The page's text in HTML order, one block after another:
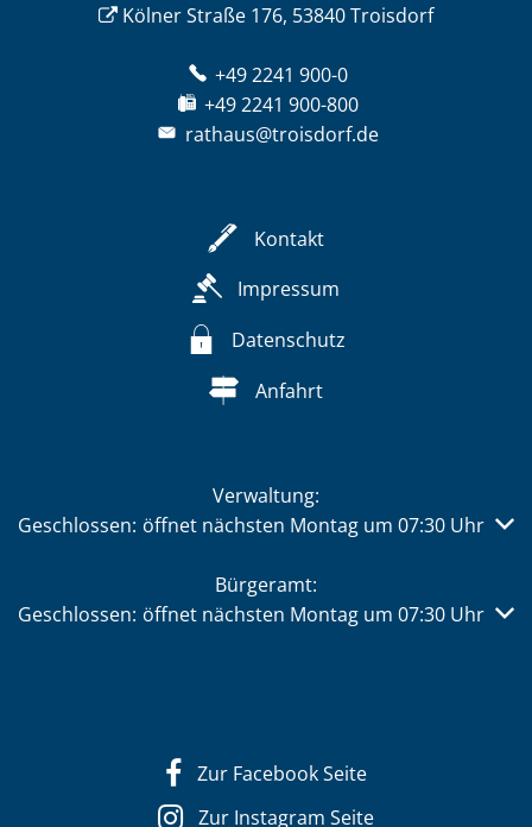
Kölner Straße 176, 53840 Troisdorf
+49 2241 900-0
+49 2241 900-800
rathaus@troisdorf.de
Kontakt
Impressum
Datenschutz
Anfahrt
Verwaltung:
Klicken, um weitere Öffnungs- oder Schließzeiten
Geschlossen: öffnet nächsten Montag um 07:30 Uhr
Bürgeramt:
Klicken, um weitere Öffnungs- oder Schließzeiten
Geschlossen: öffnet nächsten Montag um 07:30 Uhr
Zur Facebook Seite
Zur Instagram Seite